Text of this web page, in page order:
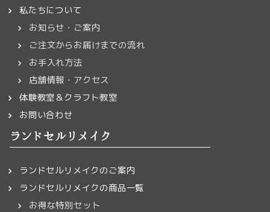
私たちについて
お知らせ・ご案内
ご注文からお届けまでの流れ
お手入れ方法
店舗情報・アクセス
体験教室＆クラフト教室
お問い合わせ
ランドセルリメイク
ランドセルリメイクのご案内
ランドセルリメイクの商品一覧
お得な特別セット